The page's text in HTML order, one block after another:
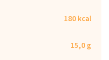
180 kcal
15,0 g